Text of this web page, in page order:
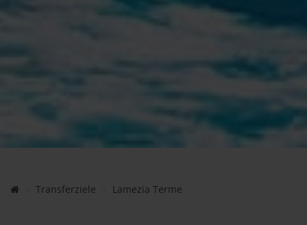
Transferziele Lamezia Terme